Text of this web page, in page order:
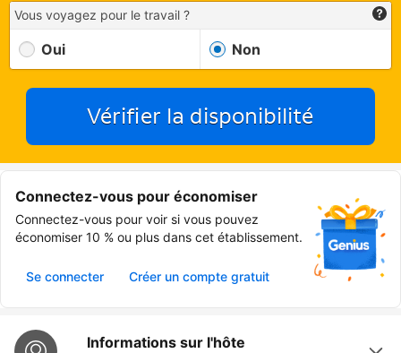
Vous voyagez pour le travail ?
Oui Non
Vérifier la disponibilité
Connectez-vous pour économiser
Connectez-vous pour voir si vous pouvez
économiser 10 % ou plus dans cet établissement.
Se connecter Créer un compte gratuit
Informations sur l'hôte